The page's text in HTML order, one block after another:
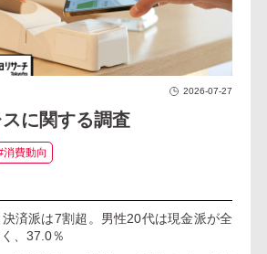
2026-07-27
に関する調査
消費動向
済派は7割超 。男性20代は現金派が全
、37.0％